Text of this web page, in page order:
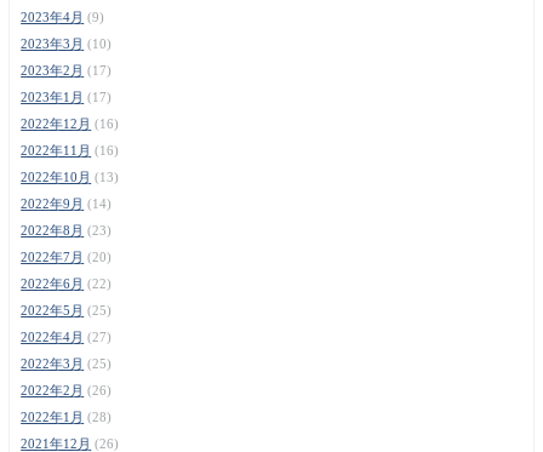
2023年4月 (9)
2023年3月 (10)
2023年2月 (17)
2023年1月 (17)
2022年12月 (16)
2022年11月 (16)
2022年10月 (13)
2022年9月 (14)
2022年8月 (23)
2022年7月 (20)
2022年6月 (22)
2022年5月 (25)
2022年4月 (27)
2022年3月 (25)
2022年2月 (26)
2022年1月 (28)
2021年12月 (26)